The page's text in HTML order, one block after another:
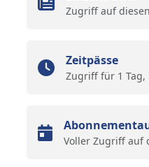
Zugriff auf
Zeitpässe
Zugriff für 1 Tag,
Voller Zugriff auf